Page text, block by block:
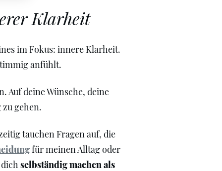
Klarheit
im Fokus: innere Klarheit.
anfühlt.
Auf deine Wünsche, deine
gehen.
tauchen Fragen auf, die
für meinen Alltag oder
dichselbständig machen als